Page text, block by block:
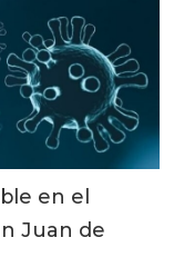
en el
Juan de